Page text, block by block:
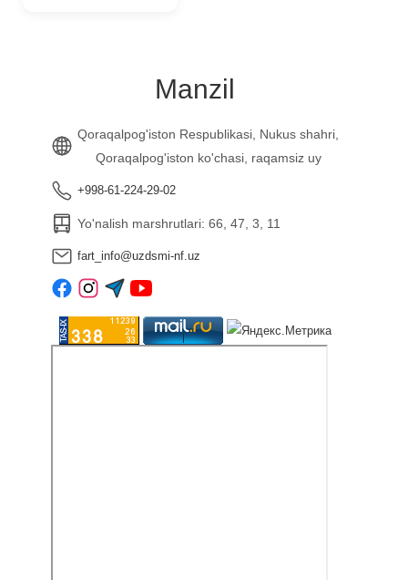
Manzil
Qoraqalpog'iston Respublikasi, Nukus shahri,
Qoraqalpog'iston ko'chasi, raqamsiz uy
+998-61-224-29-02
Yo'nalish marshrutlari: 66, 47, 3, 11
fart_info@uzdsmi-nf.uz